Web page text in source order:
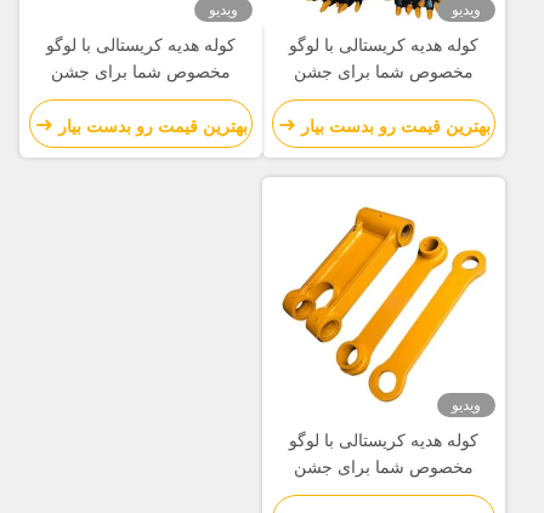
ویدیو
کوله هدیه کریستالی با لوگو
مخصوص شما برای جشن
کریسمس
بهترین قیمت رو بدست بیار
ویدیو
کوله هدیه کریستالی با لوگو
مخصوص شما برای جشن
کریسمس
بهترین قیمت رو بدست بیار
ویدیو
کوله هدیه کریستالی با لوگو
مخصوص شما برای جشن
کریسمس